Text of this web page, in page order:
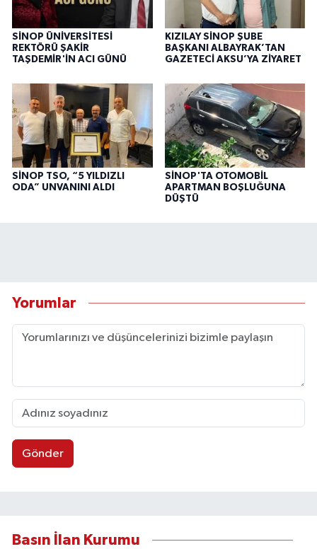
SİNOP ÜNİVERSİTESİ
REKTÖRÜ ŞAKİR
TAŞDEMİR'İN ACI GÜNÜ
KIZILAY SİNOP ŞUBE
BAŞKANI ALBAYRAK’TAN
GAZETECİ AKSU’YA ZİYARET
SİNOP TSO, “5 YILDIZLI
ODA” UNVANINI ALDI
SİNOP'TA OTOMOBİL
APARTMAN BOŞLUĞUNA
DÜŞTÜ
Yorumlar
Gönder
Basın İlan Kurumu